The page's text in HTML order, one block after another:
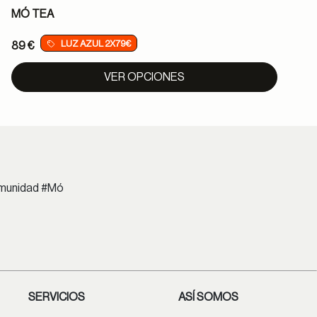
MÓ TEA
89 € LUZ AZUL 2X79€
VER OPCIONES
#Mó
SERVICIOS ASÍ SOMOS